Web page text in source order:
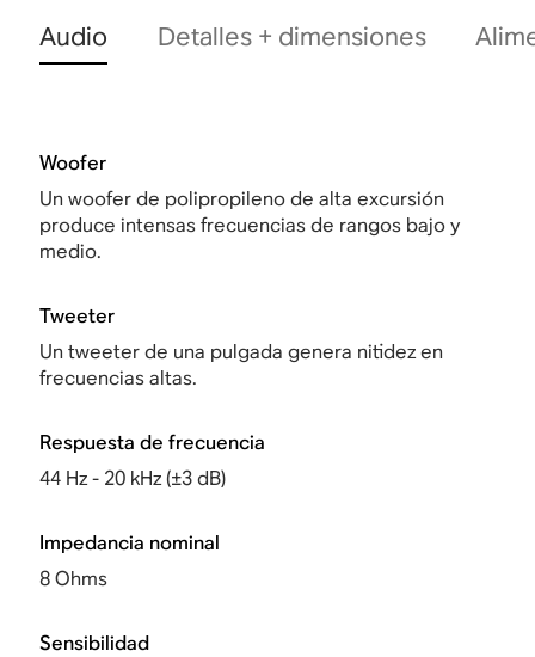
Audio Detalles + dimensiones
Woofer
Un woofer de polipropileno de alta excursión
produce intensas frecuencias de rangos bajo y
medio.
Tweeter
Un tweeter de una pulgada genera nitidez en
frecuencias altas.
Respuesta de frecuencia
44 Hz - 20 kHz (±3 dB)
Impedancia nominal
8 Ohms
Sensibilidad